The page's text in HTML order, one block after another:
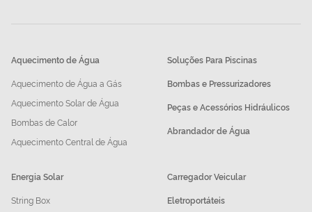
Aquecimento de Água
Aquecimento de Água a Gás
Aquecimento Solar de Água
Bombas de Calor
Aquecimento Central de Água
Soluções Para Piscinas
Bombas e Pressurizadores
Peças e Acessórios Hidráulicos
Abrandador de Água
Energia Solar
String Box
Carregador Veicular
Eletroportáteis